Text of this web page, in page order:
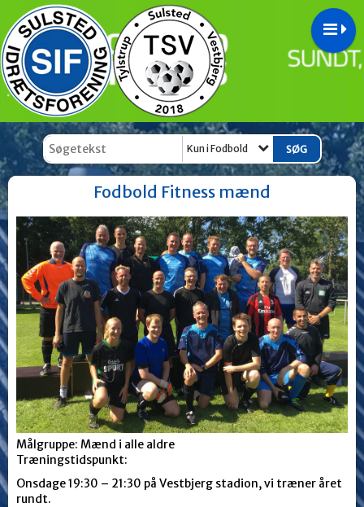
Kun i Fodbold
Fodbold Fitness mænd
Målgruppe: Mænd i alle aldre
Træningstidspunkt:
Onsdage 19:30 – 21:30 på Vestbjerg stadion, vi træner året
rundt.